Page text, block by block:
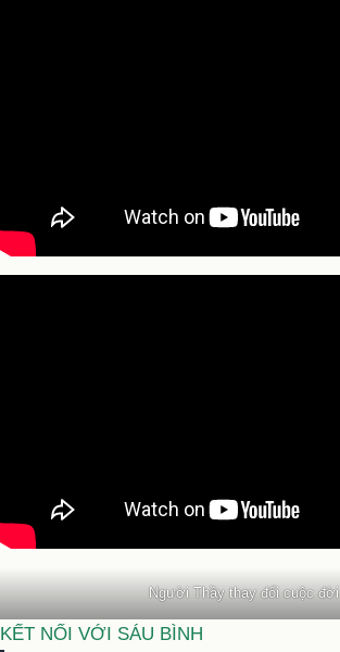
Người Thầy thay đổi cuộc đời
KẾT NỐI VỚI SÁU BÌNH